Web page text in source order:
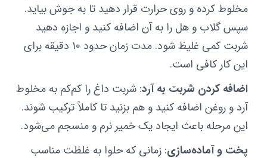
مخلوط کرده و روی حرارت قرار دهید تا به جوش بیاید.
سپس گلاب و هل را به آن اضافه کنید و اجازه دهید
شربت کمی غلیظ شود. مدت زمان حدود ۱۰ دقیقه برای
این کار کافی است.
اضافه کردن شربت به آرد: شربت داغ را کم‌کم به مخلوط
آرد و روغن اضافه کنید و هم بزنید تا کاملاً ترکیب شوند.
این مرحله باعث ایجاد یک خمیر نرم و منسجم می‌شود.
پخت و آماده‌سازی: زمانی که حلوا به غلظت مناسب